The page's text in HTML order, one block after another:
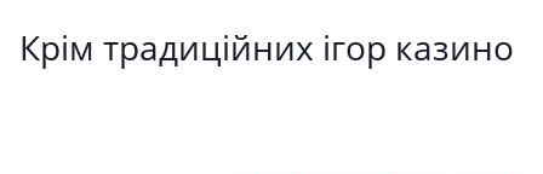
Крім традиційних ігор казино